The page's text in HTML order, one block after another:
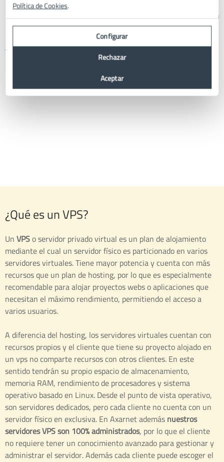
Ellos ya confían en Axarnet: más de 20.000
empresas ya trabajan con nosotros.
Trustpilot
¿Qué es un VPS?
UnVPSo servidor privado virtual es un plan de alojamiento
mediante el cual un servidor físico es particionado en varios
servidores virtuales. Tiene mayor potencia y cuenta con más
recursos que un plan de hosting, por lo que es especialmente
recomendable para alojar proyectos webs o aplicaciones que
necesitan el máximo rendimiento, permitiendo el acceso a
varios usuarios.
A diferencia del hosting, los servidores virtuales cuentan con
recursos propios y el cliente que tiene su proyecto alojado en
un vps no comparte recursos con otros clientes. En este
sentido tendrán su propio espacio de almacenamiento,
memoria RAM, rendimiento de procesadores y sistema
operativo basado en Linux. Desde el punto de vista operativo,
son servidores dedicados, pero cada cliente no cuenta con un
servidor físico en exclusiva. En Axarnet ademásnuestros
servidores VPS son 100% administrados, por lo que el cliente
no requiere tener un conocimiento avanzado para gestionar y
administrar el servidor. Además cada cliente puede escoger el
Política de Cookies.
Configurar
Rechazar
Aceptar